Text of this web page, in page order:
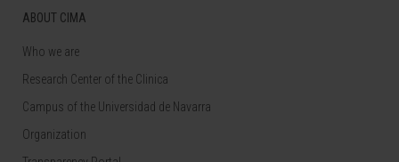
ABOUT CIMA
Who we are
Research Center of the Clinica
Campus of the Universidad de Navarra
Organization